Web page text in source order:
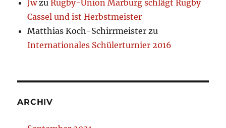
JwzuRugby-Union Marburg schlägt Rugby
Cassel und ist Herbstmeister
Matthias Koch-Schirrmeister zu
Internationales Schülerturnier 2016
ARCHIV